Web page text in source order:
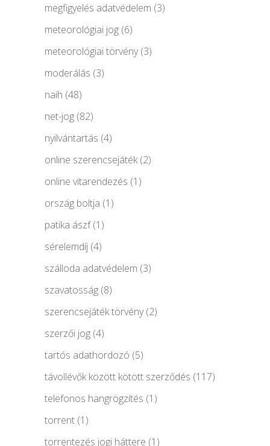
megfigyelés adatvédelem (3)
meteorológiai jog (6)
meteorológiai törvény(3)
moderálás (3)
naih (48)
net-jog (82)
nyilvántartás (4)
online szerencsejáték(2)
online vitarendezés (1)
ország boltja (1)
patika ászf(1)
sérelemdíj (4)
szálloda adatvédelem (3)
szavatosság (8)
szerencsejáték törvény(2)
szerzői jog (4)
tartós adathordozó (5)
távollévők között kötött szerződés (117)
telefonos hangrögzítés (1)
torrent (1)
torrentezés jogi háttere (1)